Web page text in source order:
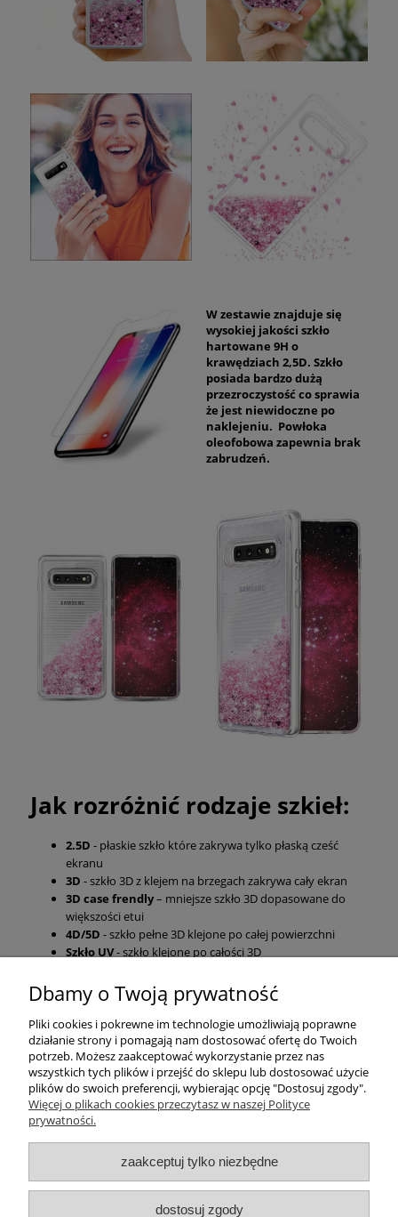
W zestawie znajduje się
wysokiej jakości szkło
hartowane 9H o
krawędziach 2,5D. Szkło
posiada bardzo dużą
przezroczystość co sprawia
że jest niewidoczne po
naklejeniu. Powłoka
oleofobowa zapewnia brak
zabrudzeń.
Jak rozróżnić rodzaje szkieł:
2.5D - płaskie szkło które zakrywa tylko płaską cześć
ekranu
3D - szkło 3D z klejem na brzegach zakrywa cały ekran
3D case frendly– mniejsze szkło 3D dopasowane do
większości etui
4D/5D - szkło pełne 3D klejone po całej powierzchni
Szkło UV- szkło klejone po całości 3D
Pomoc
Moje konto
Płatności i dostawa
O nas
Dbamy o Twoją prywatność
Pliki cookies i pokrewne im technologie umożliwiają poprawne
działanie strony i pomagają nam dostosować ofertę do Twoich
potrzeb. Możesz zaakceptować wykorzystanie przez nas
wszystkich tych plików i przejść do sklepu lub dostosować użycie
plików do swoich preferencji, wybierając opcję "Dostosuj zgody".
Więcej o plikach cookies przeczytasz w naszej Polityce
prywatności.
zaakceptuj tylko niezbędne
dostosuj zgody